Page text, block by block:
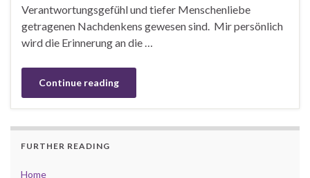
Verantwortungsgefühl und tiefer Menschenliebe
getragenen Nachdenkens gewesen sind. Mir persönlich
wird die Erinnerung an die …
Continue reading
FURTHER READING
Home